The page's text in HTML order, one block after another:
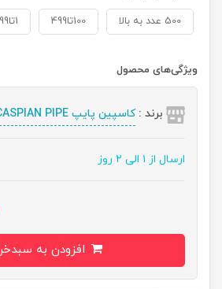
500 عدد به بالا 100تا499 1تا99
ویژگی‌های محصول
برند :کاسپین پایپ CASPIAN PIPE
ارسال از ۱ الی ۲ روز